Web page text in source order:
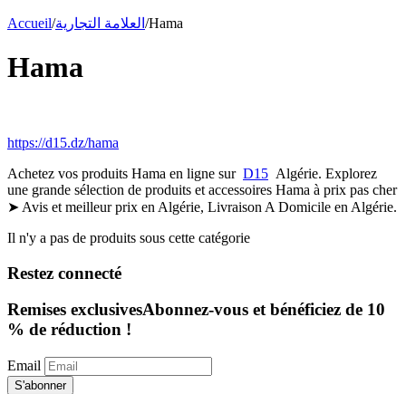
Accueil/العلامة التجارية /Hama
Hama
https://d15.dz/hama
Achetez vos produits Hama en ligne sur D15 Algérie. Explorez
une grande sélection de produits et accessoires Hama à prix pas cher
➤ Avis et meilleur prix en Algérie, Livraison A Domicile en Algérie.
Il n'y a pas de produits sous cette catégorie
Restez connecté
Remises exclusivesAbonnez-vous et bénéficiez de 10
% de réduction !
Email
S'abonner